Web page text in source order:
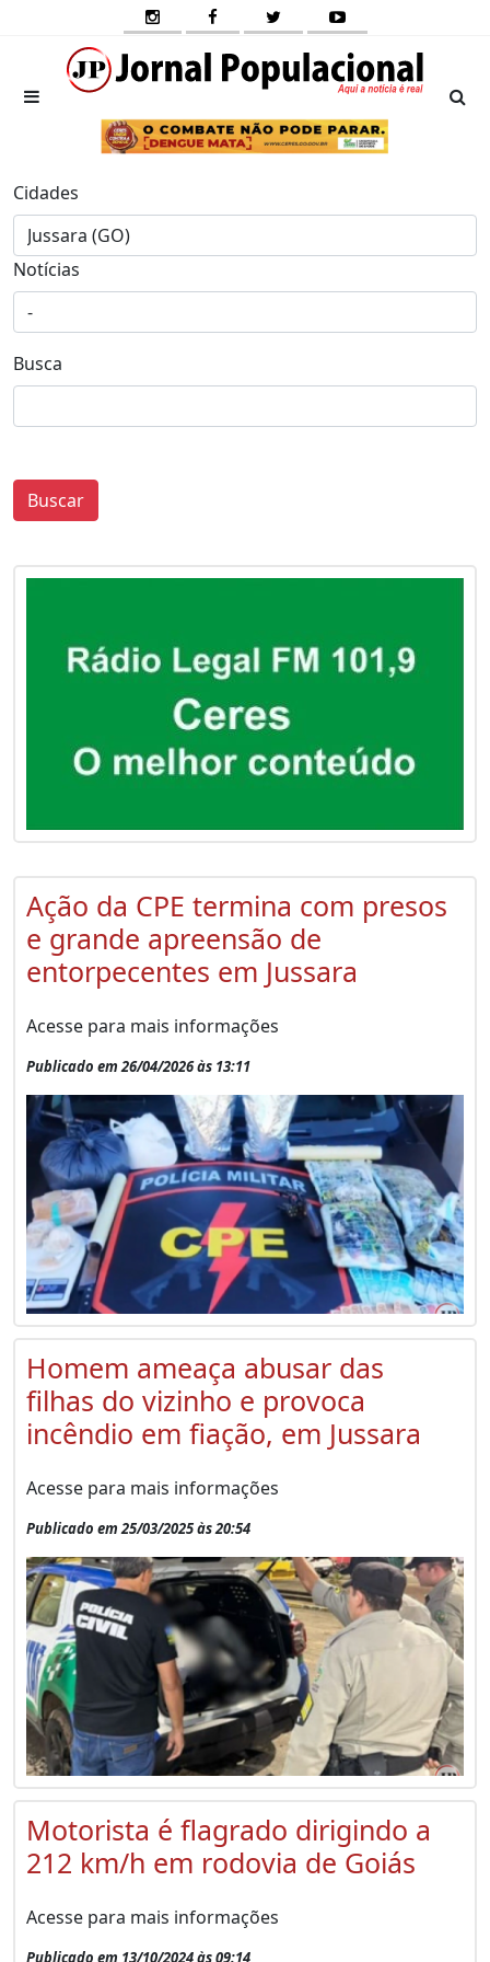
Cidades
Notícias
Busca
Buscar
Ação da CPE termina com presos
e grande apreensão de
entorpecentes em Jussara
Acesse para mais informações
Publicado em 26/04/2026 às 13:11
Homem ameaça abusar das
filhas do vizinho e provoca
incêndio em fiação, em Jussara
Acesse para mais informações
Publicado em 25/03/2025 às 20:54
Motorista é flagrado dirigindo a
212 km/h em rodovia de Goiás
Acesse para mais informações
Publicado em 13/10/2024 às 09:14